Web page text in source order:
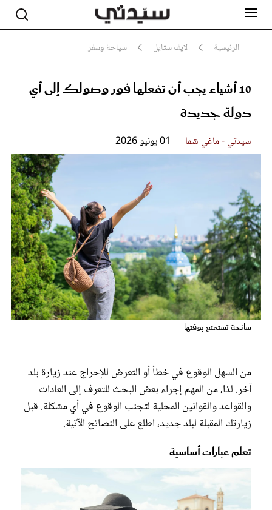
الرئيسية لايف ستايل سياحة وسفر
10 أشياء يجب أن تفعلها فور وصولك إلى أي
دولة جديدة
سيدتي - ماغي شما 01 يونيو 2026
سائحة تستمتع بوقتها
من السهل الوقوع في خطأ أو التعرض للإحراج عند زيارة بلد
آخر. لذا، من المهم إجراء بعض البحث للتعرف إلى العادات
والقواعد والقوانين المحلية لتجنب الوقوع في أي مشكلة. قبل
زيارتك المقبلة لبلد جديد، اطلع على النصائح الآتية.
تعلم عبارات أساسية
مشاهير
جمال
سيدتي وطفلك
لايف ستايل
فيديو
مطبخ سيدتي
مقالات الرأي
ستايل
تقارير
عروس سيدتي